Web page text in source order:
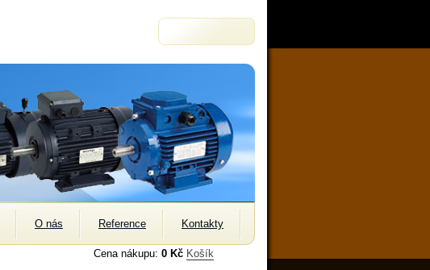
O nás Reference Kontakty
Cena nákupu: 0 Kč Košík